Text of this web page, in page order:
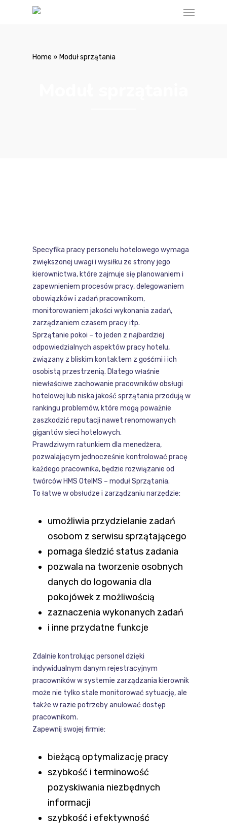
Home » Moduł sprzątania
Specyfika pracy personelu hotelowego wymaga
zwiększonej uwagi i wysiłku ze strony jego
kierownictwa, które zajmuje się planowaniem i
zapewnieniem procesów pracy, delegowaniem
obowiązków i zadań pracownikom,
monitorowaniem jakości wykonania zadań,
zarządzaniem czasem pracy itp.
Sprzątanie pokoi – to jeden z najbardziej
odpowiedzialnych aspektów pracy hotelu,
związany z bliskim kontaktem z gośćmi i ich
osobistą przestrzenią. Dlatego właśnie
niewłaściwe zachowanie pracowników obsługi
hotelowej lub niska jakość sprzątania przodują w
rankingu problemów, które mogą poważnie
zaszkodzić reputacji nawet renomowanych
gigantów sieci hotelowych.
Prawdziwym ratunkiem dla menedżera,
pozwalającym jednocześnie kontrolować pracę
każdego pracownika, będzie rozwiązanie od
twórców HMS OtelMS – moduł Sprzątania.
To łatwe w obsłudze i zarządzaniu narzędzie:
umożliwia przydzielanie zadań
osobom z serwisu sprzątającego
pomaga śledzić status zadania
pozwala na tworzenie osobnych
danych do logowania dla
pokojówek z możliwością
zaznaczenia wykonanych zadań
i inne przydatne funkcje
Zdalnie kontrolując personel dzięki
indywidualnym danym rejestracyjnym
pracowników w systemie zarządzania kierownik
może nie tylko stale monitorować sytuację, ale
także w razie potrzeby anulować dostęp
pracownikom.
Zapewnij swojej firmie:
bieżącą optymalizację pracy
szybkość i terminowość
pozyskiwania niezbędnych
informacji
szybkość i efektywność